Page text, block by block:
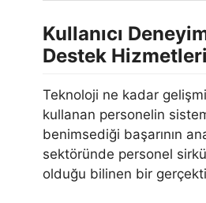
Kullanıcı
Destek Hizmetleri
Teknoloji ne kadar
kullanan personelin
benimsediği başarının
sektöründe personel
olduğu bilinen bir